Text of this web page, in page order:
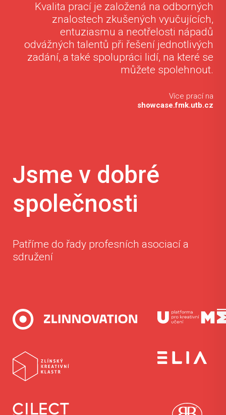
Kvalita prací je založená na odborných
znalostech zkušených vyučujících,
entuziasmu a neotřelosti nápadů
odvážných talentů při řešení jednotlivých
zadání, a také spolupráci lidí, na které se
můžete spolehnout.
Více prací na
showcase.fmk.utb.cz
Jsme v dobré
společnosti
Patříme do řady profesních asociací a
sdružení